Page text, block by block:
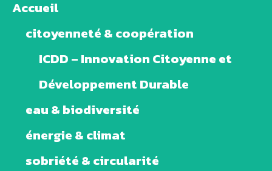
Accueil
citoyenneté & coopération
ICDD – Innovation Citoyenne et
Développement Durable
eau & biodiversité
énergie & climat
sobriété & circularité